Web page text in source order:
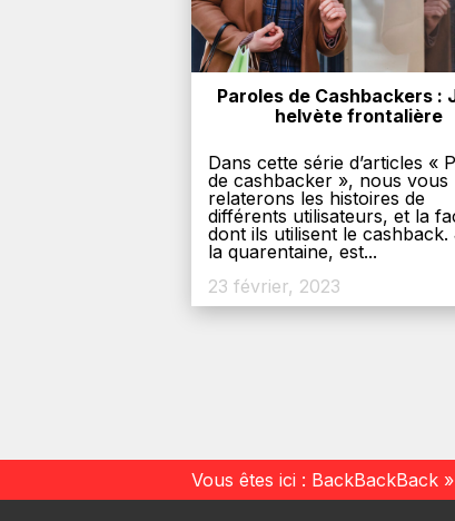
Paroles de Cashbackers :
helvète frontalière
Dans cette série d’articles «
de cashbacker », nous vous
relaterons les histoires de
différents utilisateurs, et la
dont ils utilisent le cashback.
la quarentaine, est...
23 février, 2023
Vous êtes ici : BackBackBack »